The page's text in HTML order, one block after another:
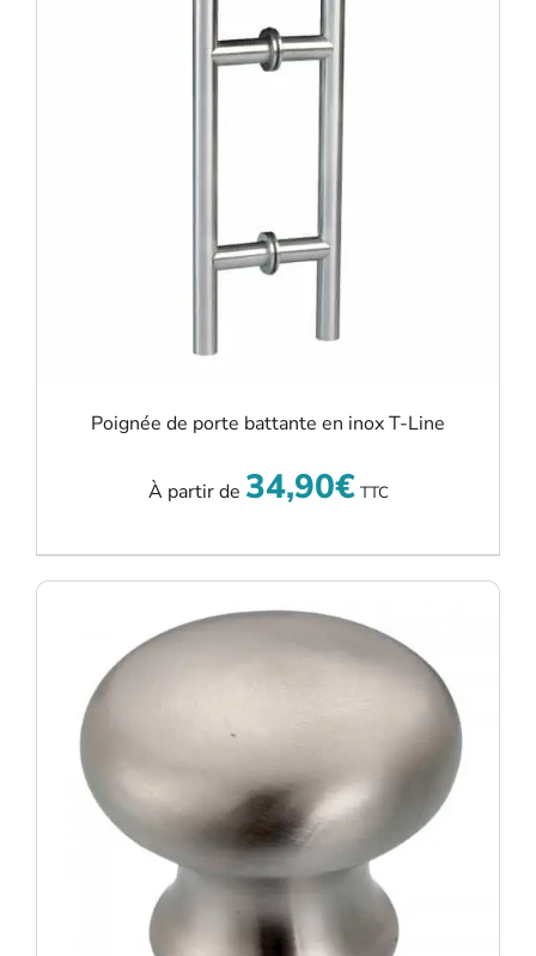
Poignée de porte battante en inox T-Line
À partir de 34,90€ TTC